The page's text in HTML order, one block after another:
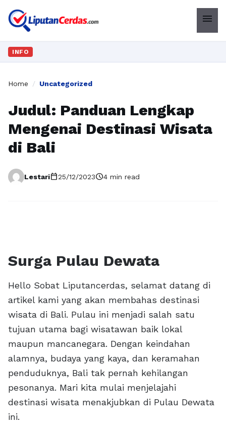
menu
INFO
Home / Uncategorized
Judul: Panduan Lengkap
Mengenai Destinasi Wisata
di Bali
Lestaricalendar_today25/12/2023schedule4 min read
Surga Pulau Dewata
Hello Sobat Liputancerdas, selamat datang di
artikel kami yang akan membahas destinasi
wisata di Bali. Pulau ini menjadi salah satu
tujuan utama bagi wisatawan baik lokal
maupun mancanegara. Dengan keindahan
alamnya, budaya yang kaya, dan keramahan
penduduknya, Bali tak pernah kehilangan
pesonanya. Mari kita mulai menjelajahi
destinasi wisata menakjubkan di Pulau Dewata
ini.